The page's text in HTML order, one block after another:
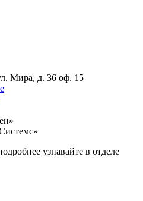
Мира, д. 36 оф. 15
узнавайте в отделе